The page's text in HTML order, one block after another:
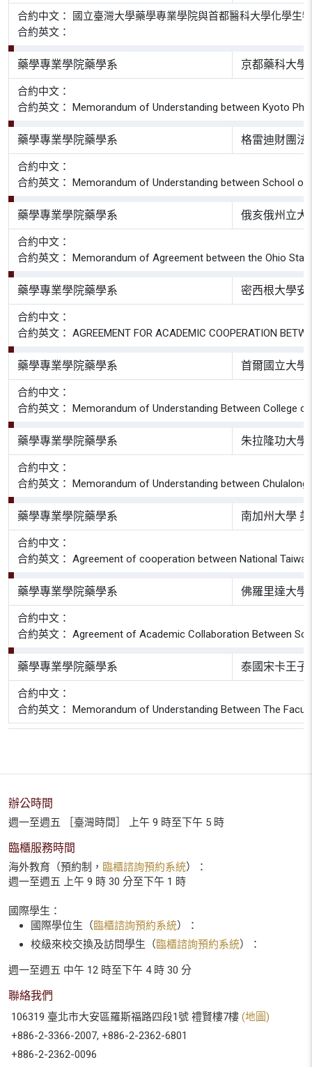
合約中文： 國立臺灣大學藥學專業學院與首都醫科大學化學生
合約英文：
藥學專業學院藥學系 京都藥科大學
合約中文：
合約英文： Memorandum of Understanding between Kyoto
藥學專業學院藥學系 格雷迪財團法
合約中文：
合約英文： Memorandum of Understanding between School
藥學專業學院藥學系 俄亥俄州立大
合約中文：
合約英文： Memorandum of Agreement between the Ohio
藥學專業學院藥學系 密西根大學安
合約中文：
合約英文： AGREEMENT FOR ACADEMIC COOPERATION
藥學專業學院藥學系 首爾國立大學
合約中文：
合約英文： Memorandum of Understanding Between College
藥學專業學院藥學系 朱拉隆功大學
合約中文：
合約英文： Memorandum of Understanding between
藥學專業學院藥學系 南加州大學
合約中文：
合約英文： Agreement of cooperation between National
藥學專業學院藥學系 佛羅里達大學
合約中文：
合約英文： Agreement of Academic Collaboration Between
藥學專業學院藥學系 泰國宋卡王子
合約中文：
合約英文： Memorandum of Understanding Between The
辦公時間
週一至週五 ［臺灣時間］ 上午 9 時至下午 5 時
臨櫃服務時間
海外教育（預約制， 臨櫃諮詢預約系統）：
週一至週五 上午 9 時 30 分至下午 1 時
國際學生：
國際學位生（臨櫃諮詢預約系統）：
校級來校交換及訪問學生（臨櫃諮詢預約系統）：
週一至週五 中午 12 時至下午 4 時 30 分
聯絡我們
106319 臺北市大安區羅斯福路四段1號 禮賢樓7樓 (地圖)
+886-2-3366-2007, +886-2-2362-6801
+886-2-2362-0096